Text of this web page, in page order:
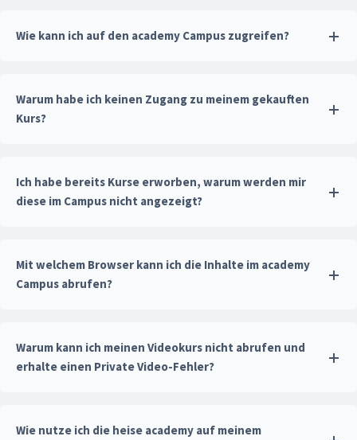
Wie kann ich auf den academy Campus zugreifen?
Warum habe ich keinen Zugang zu meinem gekauften
Kurs?
Ich habe bereits Kurse erworben, warum werden mir
diese im Campus nicht angezeigt?
Mit welchem Browser kann ich die Inhalte im academy
Campus abrufen?
Warum kann ich meinen Videokurs nicht abrufen und
erhalte einen Private Video-Fehler?
Wie nutze ich die heise academy auf meinem